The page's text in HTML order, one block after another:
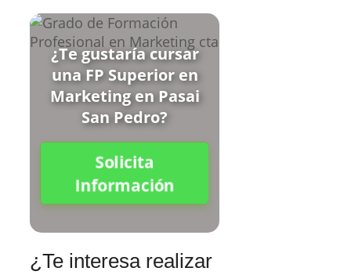
¿Te gustaría cursar
una FP Superior en
Marketing en Pasai
San Pedro?
Solicita
Información
¿Te interesa realizar